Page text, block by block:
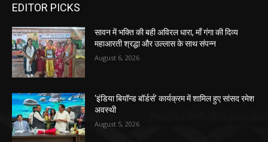
EDITOR PICKS
सावन में भक्ति की बही अविरल धारा, माँ गंगा की दिव्य
महाआरती श्रद्धा और उल्लास के साथ संपन्न
August 6, 2026
‘इंडिया बियॉन्ड बॉर्डर्स’ कार्यक्रम में शामिल हुए सांसद रमेश
अवस्थी
August 5, 2026